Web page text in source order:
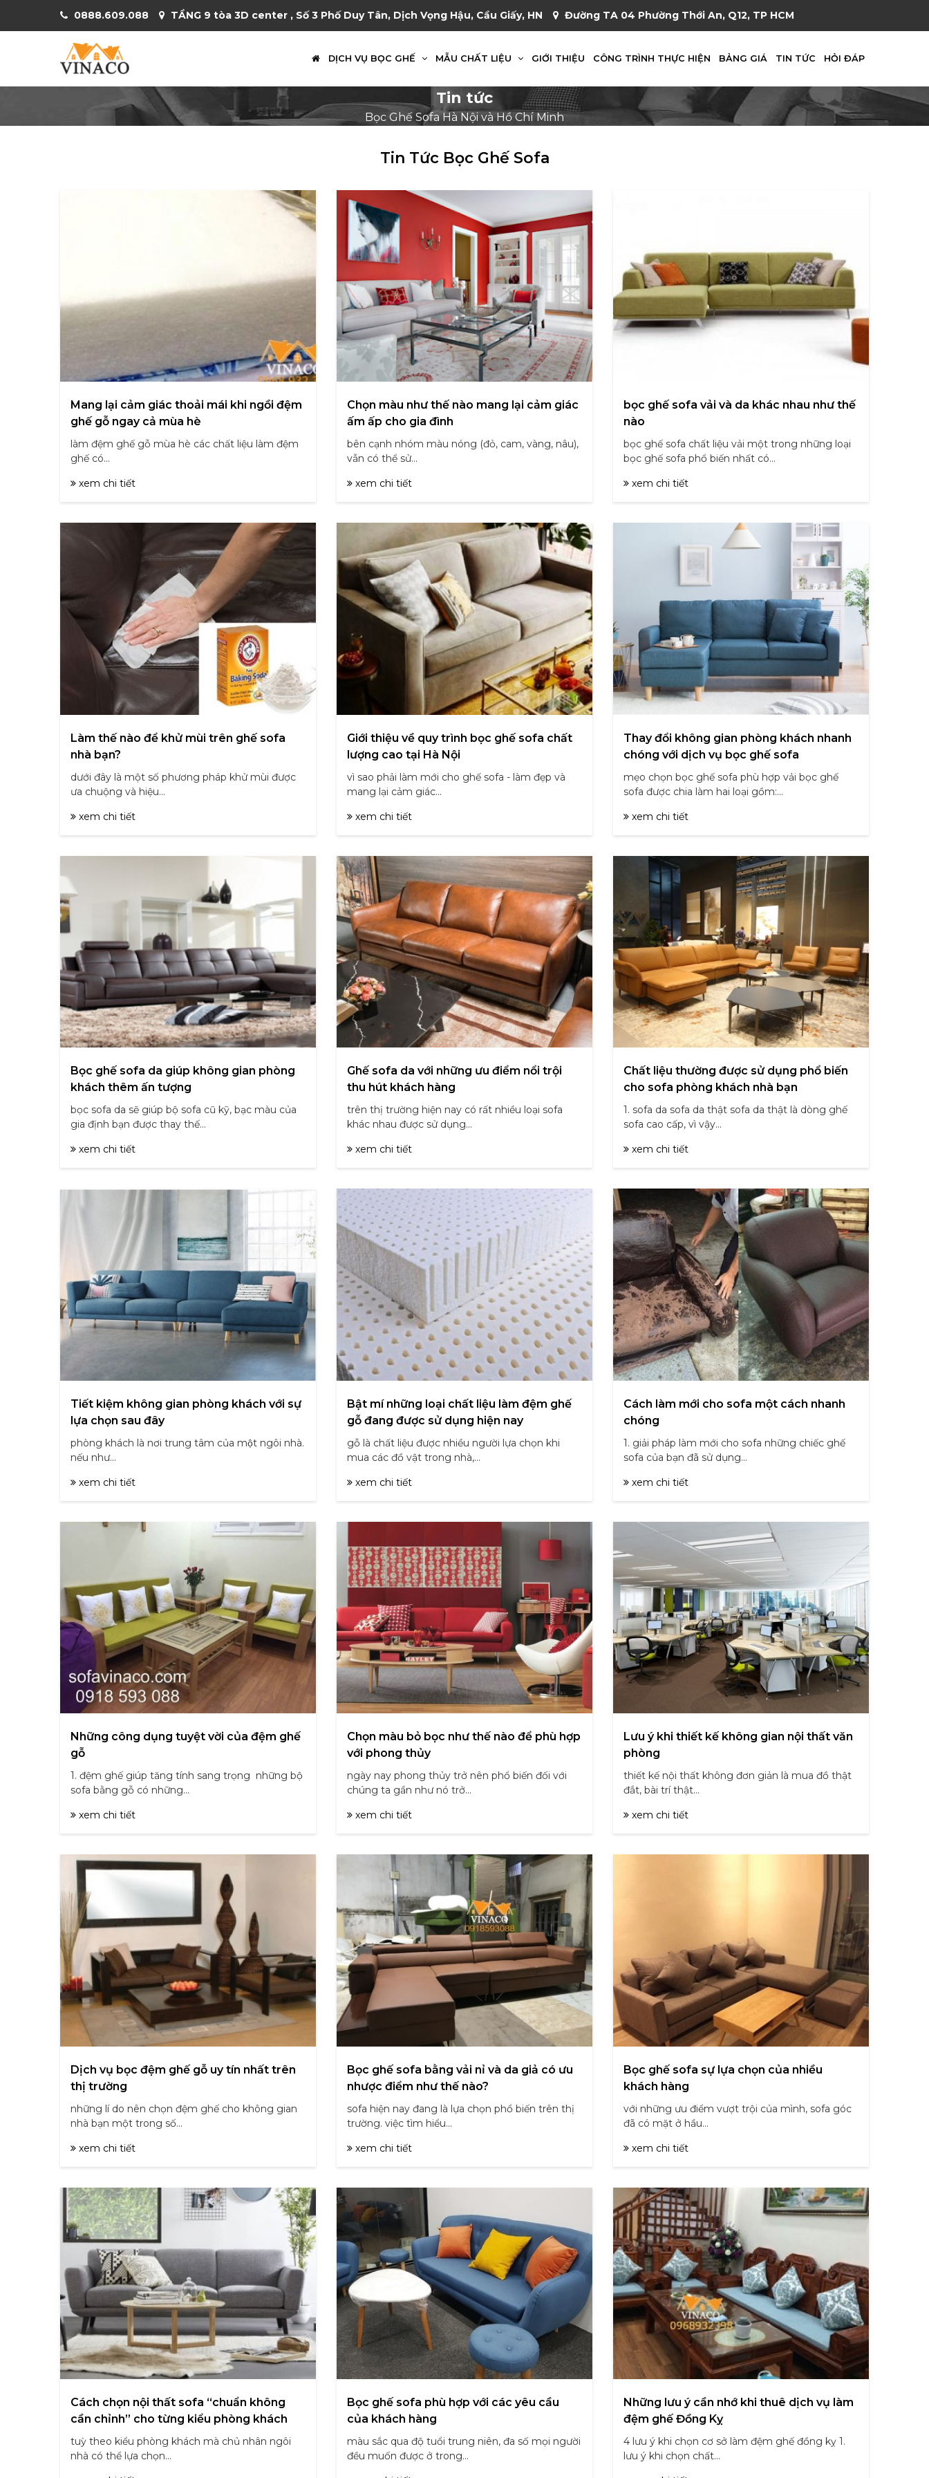
0888.609.088 TẦNG 9 tòa 3D center , Số 3 Phố Duy Tân, Dịch Vọng Hậu, Cầu Giấy, HN Đường TA 04 Phường Thới An, Q12, TP HCM
DỊCH VỤ BỌC GHẾ MẪU CHẤT LIỆU GIỚI THIỆU CÔNG TRÌNH THỰC HIỆN BẢNG GIÁ TIN TỨC HỎI ĐÁP
Tin tức
Bọc Ghế Sofa Hà Nội và Hồ Chí Minh
Tin Tức Bọc Ghế Sofa
Mang lại cảm giác thoải mái khi ngồi đệm
ghế gỗ ngay cả mùa hè
làm đệm ghế gỗ mùa hè các chất liệu làm đệm
ghế có...
xem chi tiết
Chọn màu như thế nào mang lại cảm giác
ấm ấp cho gia đình
bên cạnh nhóm màu nóng (đỏ, cam, vàng, nâu),
vẫn có thể sử...
xem chi tiết
bọc ghế sofa vải và da khác nhau như thế
nào
bọc ghế sofa chất liệu vải một trong những loại
bọc ghế sofa phổ biến nhất có...
xem chi tiết
Làm thế nào để khử mùi trên ghế sofa
nhà bạn?
dưới đây là một số phương pháp khử mùi được
ưa chuộng và hiệu...
xem chi tiết
Giới thiệu về quy trình bọc ghế sofa chất
lượng cao tại Hà Nội
vì sao phải làm mới cho ghế sofa - làm đẹp và
mang lại cảm giác...
xem chi tiết
Thay đổi không gian phòng khách nhanh
chóng với dịch vụ bọc ghế sofa
mẹo chọn bọc ghế sofa phù hợp vải bọc ghế
sofa được chia làm hai loại gồm:...
xem chi tiết
Bọc ghế sofa da giúp không gian phòng
khách thêm ấn tượng
bọc sofa da sẽ giúp bộ sofa cũ kỹ, bạc màu của
gia định bạn được thay thế...
xem chi tiết
Ghế sofa da với những ưu điểm nổi trội
thu hút khách hàng
trên thị trường hiện nay có rất nhiều loại sofa
khác nhau được sử dụng...
xem chi tiết
Chất liệu thường được sử dụng phổ biến
cho sofa phòng khách nhà bạn
1. sofa da sofa da thật sofa da thật là dòng ghế
sofa cao cấp, vì vậy...
xem chi tiết
Tiết kiệm không gian phòng khách với sự
lựa chọn sau đây
phòng khách là nơi trung tâm của một ngôi nhà.
nếu như...
xem chi tiết
Bật mí những loại chất liệu làm đệm ghế
gỗ đang được sử dụng hiện nay
gỗ là chất liệu được nhiều người lựa chọn khi
mua các đồ vật trong nhà,...
xem chi tiết
Cách làm mới cho sofa một cách nhanh
chóng
1. giải pháp làm mới cho sofa những chiếc ghế
sofa của bạn đã sử dụng...
xem chi tiết
Những công dụng tuyệt vời của đệm ghế
gỗ
1. đệm ghế giúp tăng tính sang trọng những bộ
sofa bằng gỗ có những...
xem chi tiết
Chọn màu bỏ bọc như thế nào để phù hợp
với phong thủy
ngày nay phong thủy trở nên phổ biến đối với
chúng ta gần như nó trở...
xem chi tiết
Lưu ý khi thiết kế không gian nội thất văn
phòng
thiết kế nội thất không đơn giản là mua đồ thật
đắt, bài trí thật...
xem chi tiết
Dịch vụ bọc đệm ghế gỗ uy tín nhất trên
thị trường
những lí do nên chọn đệm ghế cho không gian
nhà bạn một trong số...
xem chi tiết
Bọc ghế sofa bằng vải nỉ và da giả có ưu
nhược điểm như thế nào?
sofa hiện nay đang là lựa chọn phổ biến trên thị
trường. việc tìm hiểu...
xem chi tiết
Bọc ghế sofa sự lựa chọn của nhiều
khách hàng
với những ưu điểm vượt trội của mình, sofa góc
đã có mặt ở hầu...
xem chi tiết
Cách chọn nội thất sofa “chuẩn không
cần chỉnh” cho từng kiểu phòng khách
tuỳ theo kiểu phòng khách mà chủ nhân ngôi
nhà có thể lựa chọn...
Bọc ghế sofa phù hợp với các yêu cầu
của khách hàng
màu sắc qua độ tuổi trung niên, đa số mọi người
đều muốn được ở trong...
Những lưu ý cần nhớ khi thuê dịch vụ làm
đệm ghế Đồng Kỵ
4 lưu ý khi chọn cơ sở làm đệm ghế đồng kỵ 1.
lưu ý khi chọn chất...